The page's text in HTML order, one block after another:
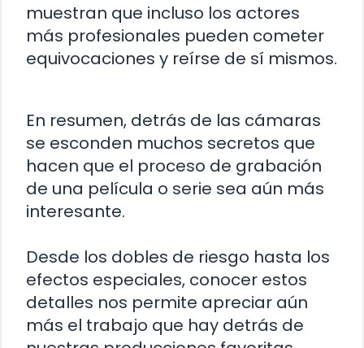
muestran que incluso los actores
más profesionales pueden cometer
equivocaciones y reírse de sí mismos.
En resumen, detrás de las cámaras
se esconden muchos secretos que
hacen que el proceso de grabación
de una película o serie sea aún más
interesante.
Desde los dobles de riesgo hasta los
efectos especiales, conocer estos
detalles nos permite apreciar aún
más el trabajo que hay detrás de